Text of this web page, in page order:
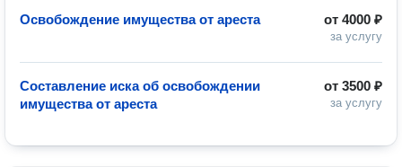
от 4000 ₽
за услугу
Освобождение имущества от ареста
от 3500 ₽
за услугу
Составление иска об освобождении
имущества от ареста